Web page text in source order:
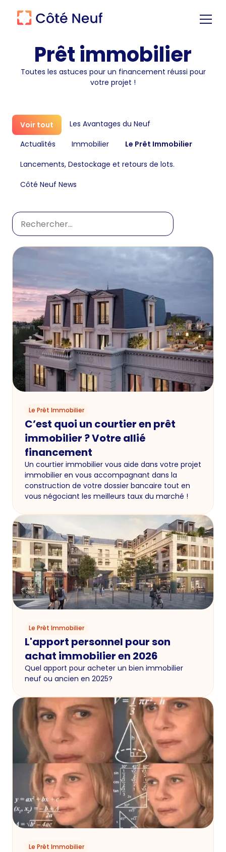
Prêt immobilier
Toutes les astuces pour un financement réussi pour
votre projet !
Voir tout
Les Avantages du Neuf
Actualités
Immobilier
Le Prêt Immobilier
Lancements, Destockage et retours de lots.
Côté Neuf News
Le Prêt Immobilier
C’est quoi un courtier en prêt
immobilier ? Votre allié
financement
Un courtier immobilier vous aide dans votre projet
immobilier en vous accompagnant dans la
construction de votre dossier bancaire tout en
vous négociant les meilleurs taux du marché !
Le Prêt Immobilier
L'apport personnel pour son
achat immobilier en 2026
Quel apport pour acheter un bien immobilier
neuf ou ancien en 2025?
Le Prêt Immobilier